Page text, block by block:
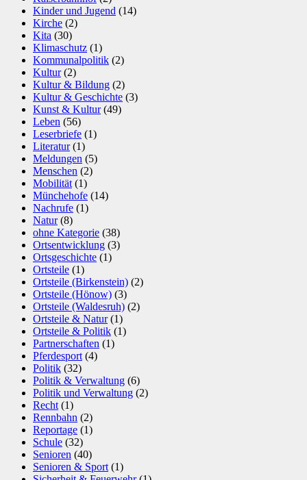
Kinder und Jugend (14)
Kirche (2)
Kita (30)
Klimaschutz (1)
Kommunalpolitik (2)
Kultur(2)
Kultur & Bildung (2)
Kultur & Geschichte (3)
Kunst & Kultur(49)
Leben (56)
Leserbriefe (1)
Literatur(1)
Meldungen (5)
Menschen (2)
Mobilität (1)
Münchehofe (14)
Nachrufe (1)
Natur(8)
ohne Kategorie (38)
Ortsentwicklung (3)
Ortsgeschichte (1)
Ortsteile (1)
Ortsteile (Birkenstein) (2)
Ortsteile (Hönow) (3)
Ortsteile (Waldesruh) (2)
Ortsteile & Natur(1)
Ortsteile & Politik (1)
Partnerschaften (1)
Pferdesport (4)
Politik (32)
Politik & Verwaltung (6)
Politik und Verwaltung (2)
Recht (1)
Rennbahn (2)
Reportage (1)
Schule (32)
Senioren (40)
Senioren & Sport (1)